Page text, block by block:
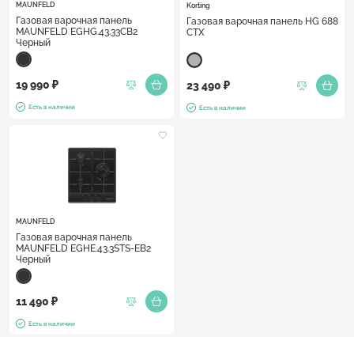
MAUNFELD
Газовая варочная панель
MAUNFELD EGHG.43.33CB2
Черный
19 990 ₽
Есть в наличии
Korting
Газовая варочная панель HG 688
CTX
23 490 ₽
Есть в наличии
MAUNFELD
Газовая варочная панель
MAUNFELD EGHE.43.3STS-EB2
Черный
11 490 ₽
Есть в наличии